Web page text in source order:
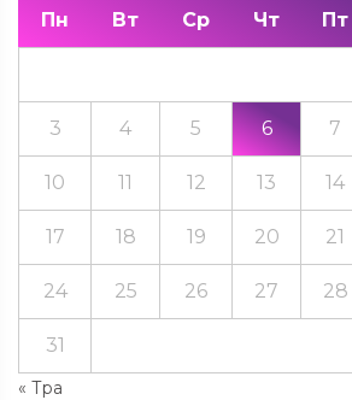
Пн Вт Ср Чт Пт
« Тра
3 4 5 6 7
10 11 12 13 14
17 18 19 20 21
24 25 26 27 28
31